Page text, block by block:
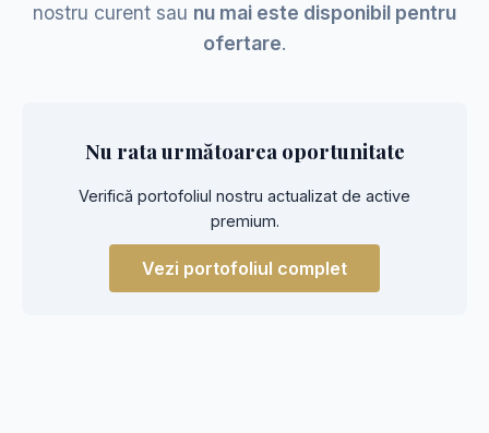
nostru curent sau nu mai este disponibil pentru
ofertare.
Nu rata următoarea oportunitate
Verifică portofoliul nostru actualizat de active
premium.
Vezi portofoliul complet